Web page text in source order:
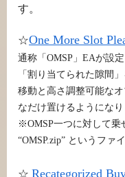
す。
☆One More Slot
通称「OMSP」EAが設
「割り当てられた隙間
移動と高さ調整可能な
なだけ置けるようになり
※OMSP一つに対して乗
“OMSP.zip” というファ
☆ Recategorized